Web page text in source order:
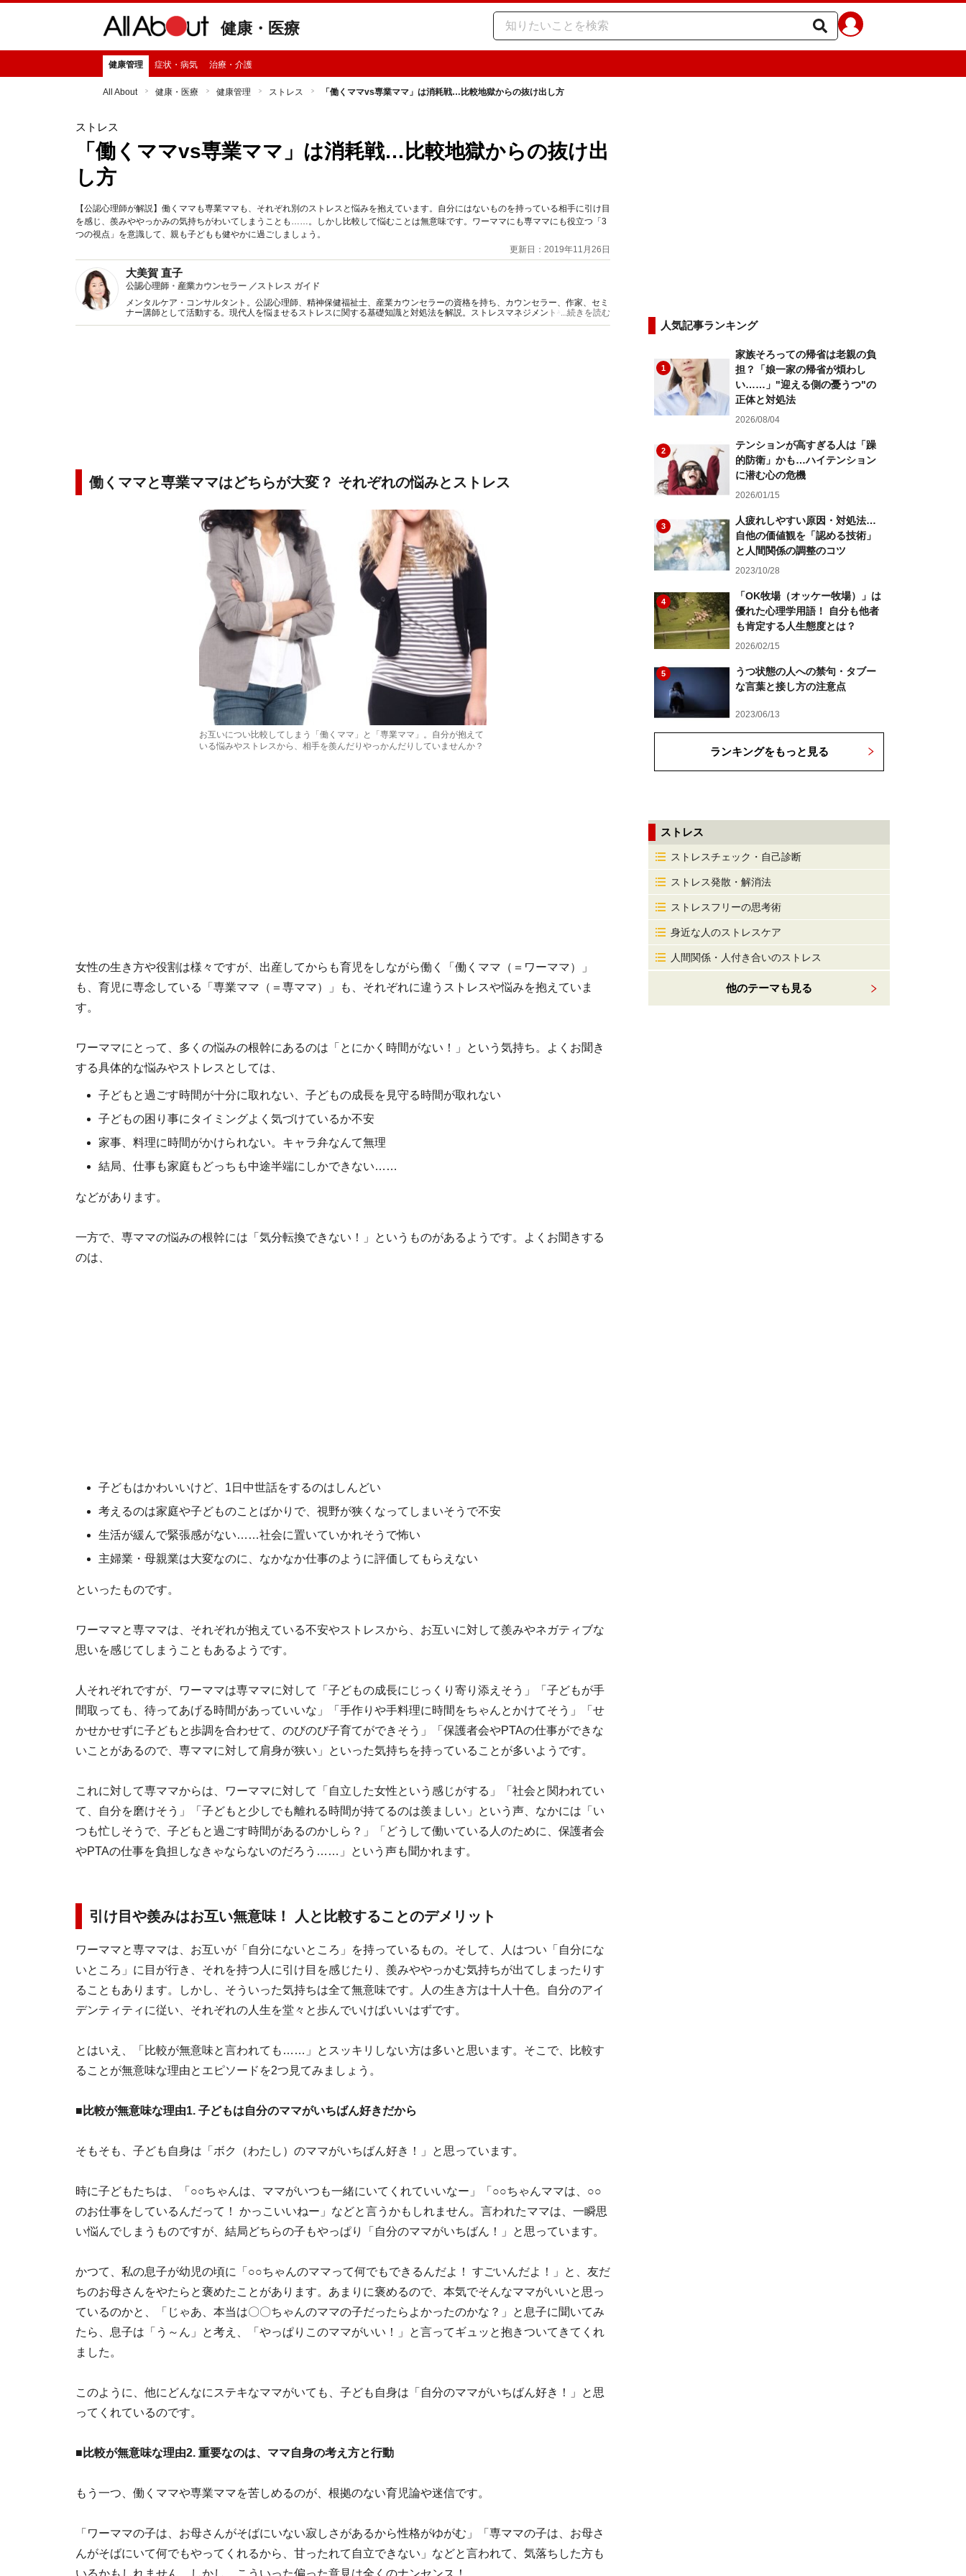
健康・医療
健康管理 症状・病気 治療・介護
All About 健康・医療 健康管理 ストレス 「働くママvs専業ママ」は消耗戦…比較地獄からの抜け出し方
ストレス
「働くママvs専業ママ」は消耗戦…比較地獄からの抜け出
し方
【公認心理師が解説】働くママも専業ママも、それぞれ別のストレスと悩みを抱えています。自分にはないものを持っている相手に引け目
を感じ、羨みややっかみの気持ちがわいてしまうことも……。しかし比較して悩むことは無意味です。ワーママにも専ママにも役立つ「3
つの視点」を意識して、親も子どもも健やかに過ごしましょう。
更新日：2019年11月26日
大美賀 直子
公認心理師・産業カウンセラー ／ストレス ガイド
メンタルケア・コンサルタント。公認心理師、精神保健福祉士、産業カウンセラーの資格を持ち、カウンセラー、作家、セミ
ナー講師として活動する。現代人を悩ませるストレスに関する基礎知識と対処法を解説。ストレスマネジメントやメンタルケ
アに関する著書・監修多数。
...続きを読む
働くママと専業ママはどちらが大変？ それぞれの悩みとストレス
お互いについ比較してしまう「働くママ」と「専業ママ」。自分が抱えて
いる悩みやストレスから、相手を羨んだりやっかんだりしていませんか？
女性の生き方や役割は様々ですが、出産してからも育児をしながら働く「働くママ（＝ワーママ）」
も、育児に専念している「専業ママ（＝専ママ）」も、それぞれに違うストレスや悩みを抱えていま
す。
ワーママにとって、多くの悩みの根幹にあるのは「とにかく時間がない！」という気持ち。よくお聞き
する具体的な悩みやストレスとしては、
子どもと過ごす時間が十分に取れない、子どもの成長を見守る時間が取れない
子どもの困り事にタイミングよく気づけているか不安
家事、料理に時間がかけられない。キャラ弁なんて無理
結局、仕事も家庭もどっちも中途半端にしかできない……
などがあります。
一方で、専ママの悩みの根幹には「気分転換できない！」というものがあるようです。よくお聞きする
のは、
子どもはかわいいけど、1日中世話をするのはしんどい
考えるのは家庭や子どものことばかりで、視野が狭くなってしまいそうで不安
生活が緩んで緊張感がない……社会に置いていかれそうで怖い
主婦業・母親業は大変なのに、なかなか仕事のように評価してもらえない
といったものです。
ワーママと専ママは、それぞれが抱えている不安やストレスから、お互いに対して羨みやネガティブな
思いを感じてしまうこともあるようです。
人それぞれですが、ワーママは専ママに対して「子どもの成長にじっくり寄り添えそう」「子どもが手
間取っても、待ってあげる時間があっていいな」「手作りや手料理に時間をちゃんとかけてそう」「せ
かせかせずに子どもと歩調を合わせて、のびのび子育てができそう」「保護者会やPTAの仕事ができな
いことがあるので、専ママに対して肩身が狭い」といった気持ちを持っていることが多いようです。
これに対して専ママからは、ワーママに対して「自立した女性という感じがする」「社会と関われてい
て、自分を磨けそう」「子どもと少しでも離れる時間が持てるのは羨ましい」という声、なかには「い
つも忙しそうで、子どもと過ごす時間があるのかしら？」「どうして働いている人のために、保護者会
やPTAの仕事を負担しなきゃならないのだろう……」という声も聞かれます。
引け目や羨みはお互い無意味！ 人と比較することのデメリット
ワーママと専ママは、お互いが「自分にないところ」を持っているもの。そして、人はつい「自分にな
いところ」に目が行き、それを持つ人に引け目を感じたり、羨みややっかむ気持ちが出てしまったりす
ることもあります。しかし、そういった気持ちは全て無意味です。人の生き方は十人十色。自分のアイ
デンティティに従い、それぞれの人生を堂々と歩んでいけばいいはずです。
とはいえ、「比較が無意味と言われても……」とスッキリしない方は多いと思います。そこで、比較す
ることが無意味な理由とエピソードを2つ見てみましょう。
■比較が無意味な理由1. 子どもは自分のママがいちばん好きだから
そもそも、子ども自身は「ボク（わたし）のママがいちばん好き！」と思っています。
時に子どもたちは、「○○ちゃんは、ママがいつも一緒にいてくれていいなー」「○○ちゃんママは、○○
のお仕事をしているんだって！ かっこいいねー」などと言うかもしれません。言われたママは、一瞬思
い悩んでしまうものですが、結局どちらの子もやっぱり「自分のママがいちばん！」と思っています。
かつて、私の息子が幼児の頃に「○○ちゃんのママって何でもできるんだよ！ すごいんだよ！」と、友だ
ちのお母さんをやたらと褒めたことがあります。あまりに褒めるので、本気でそんなママがいいと思っ
ているのかと、「じゃあ、本当は〇〇ちゃんのママの子だったらよかったのかな？」と息子に聞いてみ
たら、息子は「う～ん」と考え、「やっぱりこのママがいい！」と言ってギュッと抱きついてきてくれ
ました。
このように、他にどんなにステキなママがいても、子ども自身は「自分のママがいちばん好き！」と思
ってくれているのです。
■比較が無意味な理由2. 重要なのは、ママ自身の考え方と行動
もう一つ、働くママや専業ママを苦しめるのが、根拠のない育児論や迷信です。
「ワーママの子は、お母さんがそばにいない寂しさがあるから性格がゆがむ」「専ママの子は、お母さ
んがそばにいて何でもやってくれるから、甘ったれて自立できない」などと言われて、気落ちした方も
いるかもしれません。しかし、こういった偏った意見は全くのナンセンス！
人気記事ランキング
1
家族そろっての帰省は老親の負
担？「娘一家の帰省が煩わし
い……」"迎える側の憂うつ"の
正体と対処法
2026/08/04
2
テンションが高すぎる人は「躁
的防衛」かも…ハイテンション
に潜む心の危機
2026/01/15
3
人疲れしやすい原因・対処法…
自他の価値観を「認める技術」
と人間関係の調整のコツ
2023/10/28
4
「OK牧場（オッケー牧場）」は
優れた心理学用語！ 自分も他者
も肯定する人生態度とは？
2026/02/15
5
うつ状態の人への禁句・タブー
な言葉と接し方の注意点
2023/06/13
ランキングをもっと見る
ストレス
ストレスチェック・自己診断
ストレス発散・解消法
ストレスフリーの思考術
身近な人のストレスケア
人間関係・人付き合いのストレス
他のテーマも見る